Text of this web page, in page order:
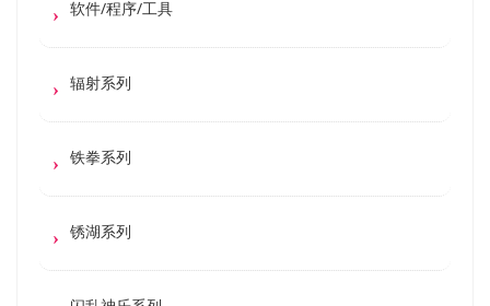
软件/程序/工具
辐射系列
铁拳系列
锈湖系列